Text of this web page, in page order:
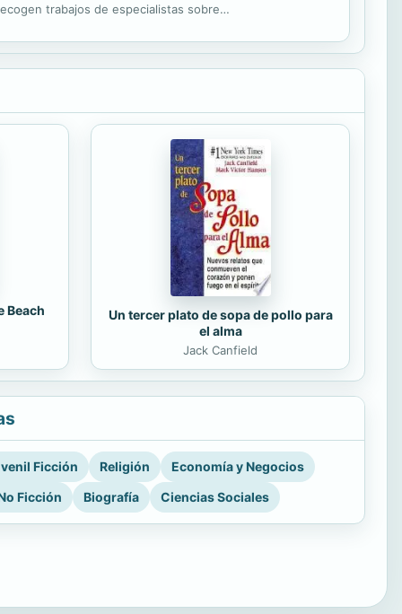
trabajos de especialistas sobre
Beach
Un tercer plato de sopa de pollo para
el alma
Jack Canfield
Ficción Religión
Economía y Negocios
Ficción
Biografía Ciencias Sociales